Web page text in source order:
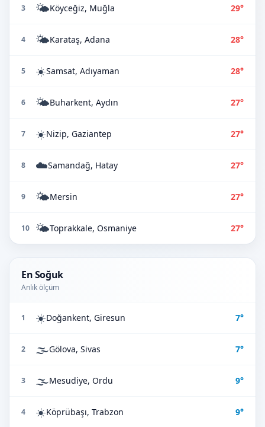
3 🌤️Köyceğiz, Muğla 29°
4 🌤️Karataş, Adana 28°
5 ☀️Samsat, Adıyaman 28°
6 🌤️Buharkent, Aydın 27°
7 ☀️Nizip, Gaziantep 27°
8 ☁️Samandağ, Hatay 27°
9 🌤️Mersin 27°
10 🌤️Toprakkale, Osmaniye 27°
En Soğuk
Anlık ölçüm
1 ☀️Doğankent, Giresun 7°
2 🌫️Gölova, Sivas 7°
3 🌫️Mesudiye, Ordu 9°
4 ☀️Köprübaşı, Trabzon 9°